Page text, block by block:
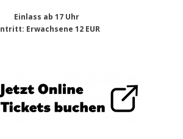
Einlass ab 17 Uhr
: Erwachsene 12 EUR